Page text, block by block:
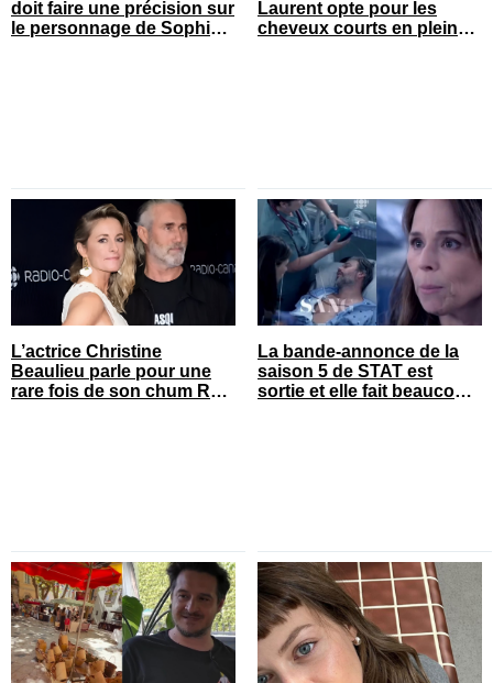
doit faire une précision sur
le personnage de Sophie
Laurent opte pour les
cheveux courts en pleine
L’actrice Christine
Beaulieu parle pour une
rare fois de son chum Roy
La bande-annonce de la
saison 5 de STAT est
sortie et elle fait beaucoup